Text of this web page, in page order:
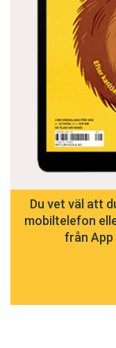
Du vet väl att
mobiltelefon
från App